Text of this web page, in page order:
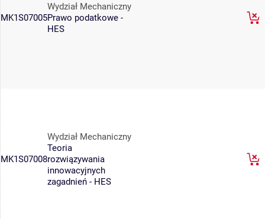
MK1S07005
Wydział Mechaniczny
Prawo podatkowe -
HES
MK1S07008
Wydział Mechaniczny
Teoria
rozwiązywania
innowacyjnych
zagadnień - HES